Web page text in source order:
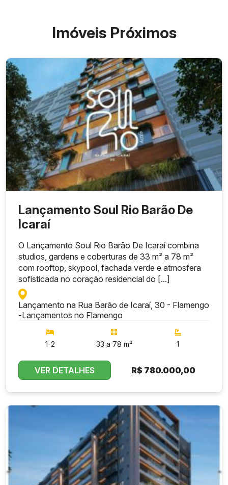
Imóveis Próximos
Lançamento Soul Rio Barão De
Icaraí
O Lançamento Soul Rio Barão De Icaraí combina
studios, gardens e coberturas de 33 m² a 78 m²
com rooftop, skypool, fachada verde e atmosfera
sofisticada no coração residencial do [...]
Lançamento na Rua Barão de Icaraí, 30 - Flamengo
-Lançamentos no Flamengo
1-2 33 a 78 m² 1
VER DETALHES R$ 780.000,00